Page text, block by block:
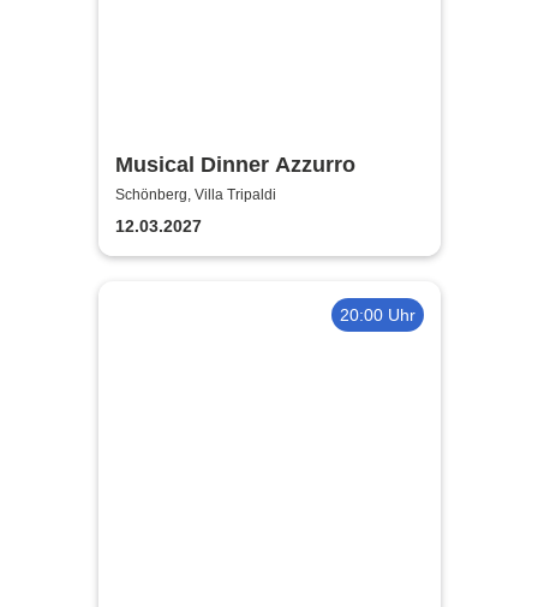
Musical Dinner Azzurro
Schönberg, Villa Tripaldi
12.03.2027
20:00 Uhr